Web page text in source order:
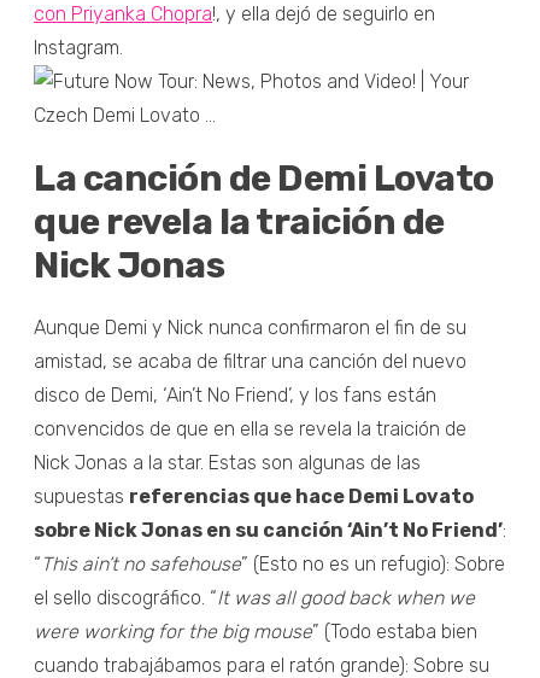
con Priyanka Chopra!, y ella dejó de seguirlo en
Instagram.
La canción de Demi Lovato
que revela la traición de
Nick Jonas
Aunque Demi y Nick nunca confirmaron el fin de su
amistad, se acaba de filtrar una canción del nuevo
disco de Demi, ‘Ain’t No Friend’, y los fans están
convencidos de que en ella se revela la traición de
Nick Jonas a la star. Estas son algunas de las
supuestas referencias que hace Demi Lovato
sobre Nick Jonas en su canción ‘Ain’t No Friend’:
“ This ain’t no safehouse” (Esto no es un refugio): Sobre
el sello discográfico. “It was all good back when we
were working for the big mouse” (Todo estaba bien
cuando trabajábamos para el ratón grande): Sobre su